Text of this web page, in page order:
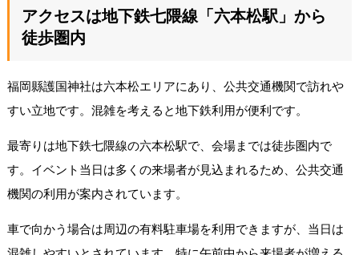
アクセスは地下鉄七隈線「六本松駅」から
徒歩圏内
福岡縣護国神社は六本松エリアにあり、公共交通機関で訪れや
すい立地です。混雑を考えると地下鉄利用が便利です。
最寄りは地下鉄七隈線の六本松駅で、会場までは徒歩圏内で
す。イベント当日は多くの来場者が見込まれるため、公共交通
機関の利用が案内されています。
車で向かう場合は周辺の有料駐車場を利用できますが、当日は